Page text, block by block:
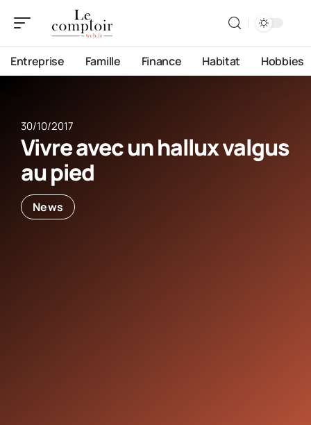
Entreprise Famille Finance Habitat Hobbies
30/10/2017
Vivre avec un hallux valgus
au pied
News